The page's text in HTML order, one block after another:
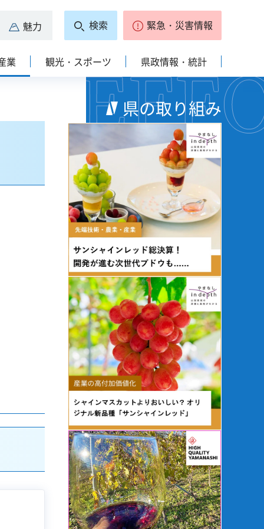
魅力 検索 緊急・災害情報
業 観光・スポーツ 県政情報・統計
県の取り組み